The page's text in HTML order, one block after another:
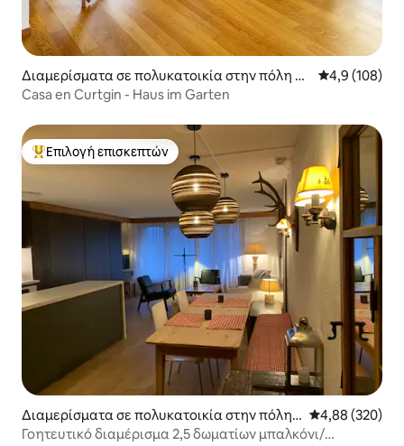
Διαμερίσματα σε πολυκατοικία στην πόλη D
omat/Ems
Μέση
4,9 (108)
Casa en Curtgin - Haus im Garten
Κορυφαία επιλογή επισκεπτών
Επιλογή επισκεπτών
Διαμερίσματα σε πολυκατοικία στην πόλη F
lims
Μέση
4,88 (320)
Γοητευτικό διαμέρισμα 2,5 δωματίων μπαλκόνι/